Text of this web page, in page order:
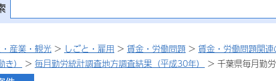
産業・観光 > しごと・雇用 > 賃金・労働問題 > 賃金・労働問題関
）
> 毎月勤労統計調査地方調査結果（平成30年） > 千葉県毎月勤